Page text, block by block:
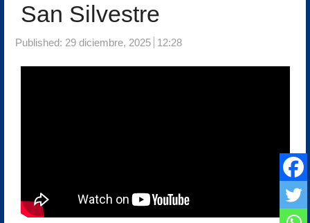
San Silvestre
Published: 29 diciembre, 2025 12:28